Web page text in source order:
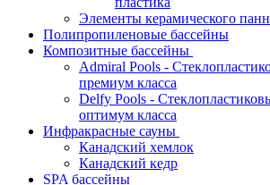
Элементы керамического
Полипропиленовые бассейны
Композитные бассейны
Admiral Pools -
премиум класса
Delfy Pools -
оптимум класса
Инфракрасные сауны
Канадский хемлок
Канадский кедр
SPA бассейны